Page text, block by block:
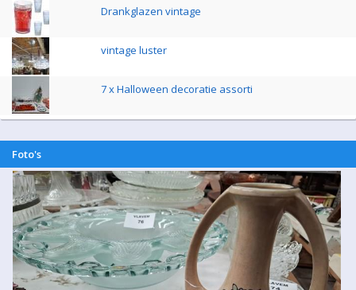
Drankglazen vintage
vintage luster
7 x Halloween decoratie assorti
Foto's